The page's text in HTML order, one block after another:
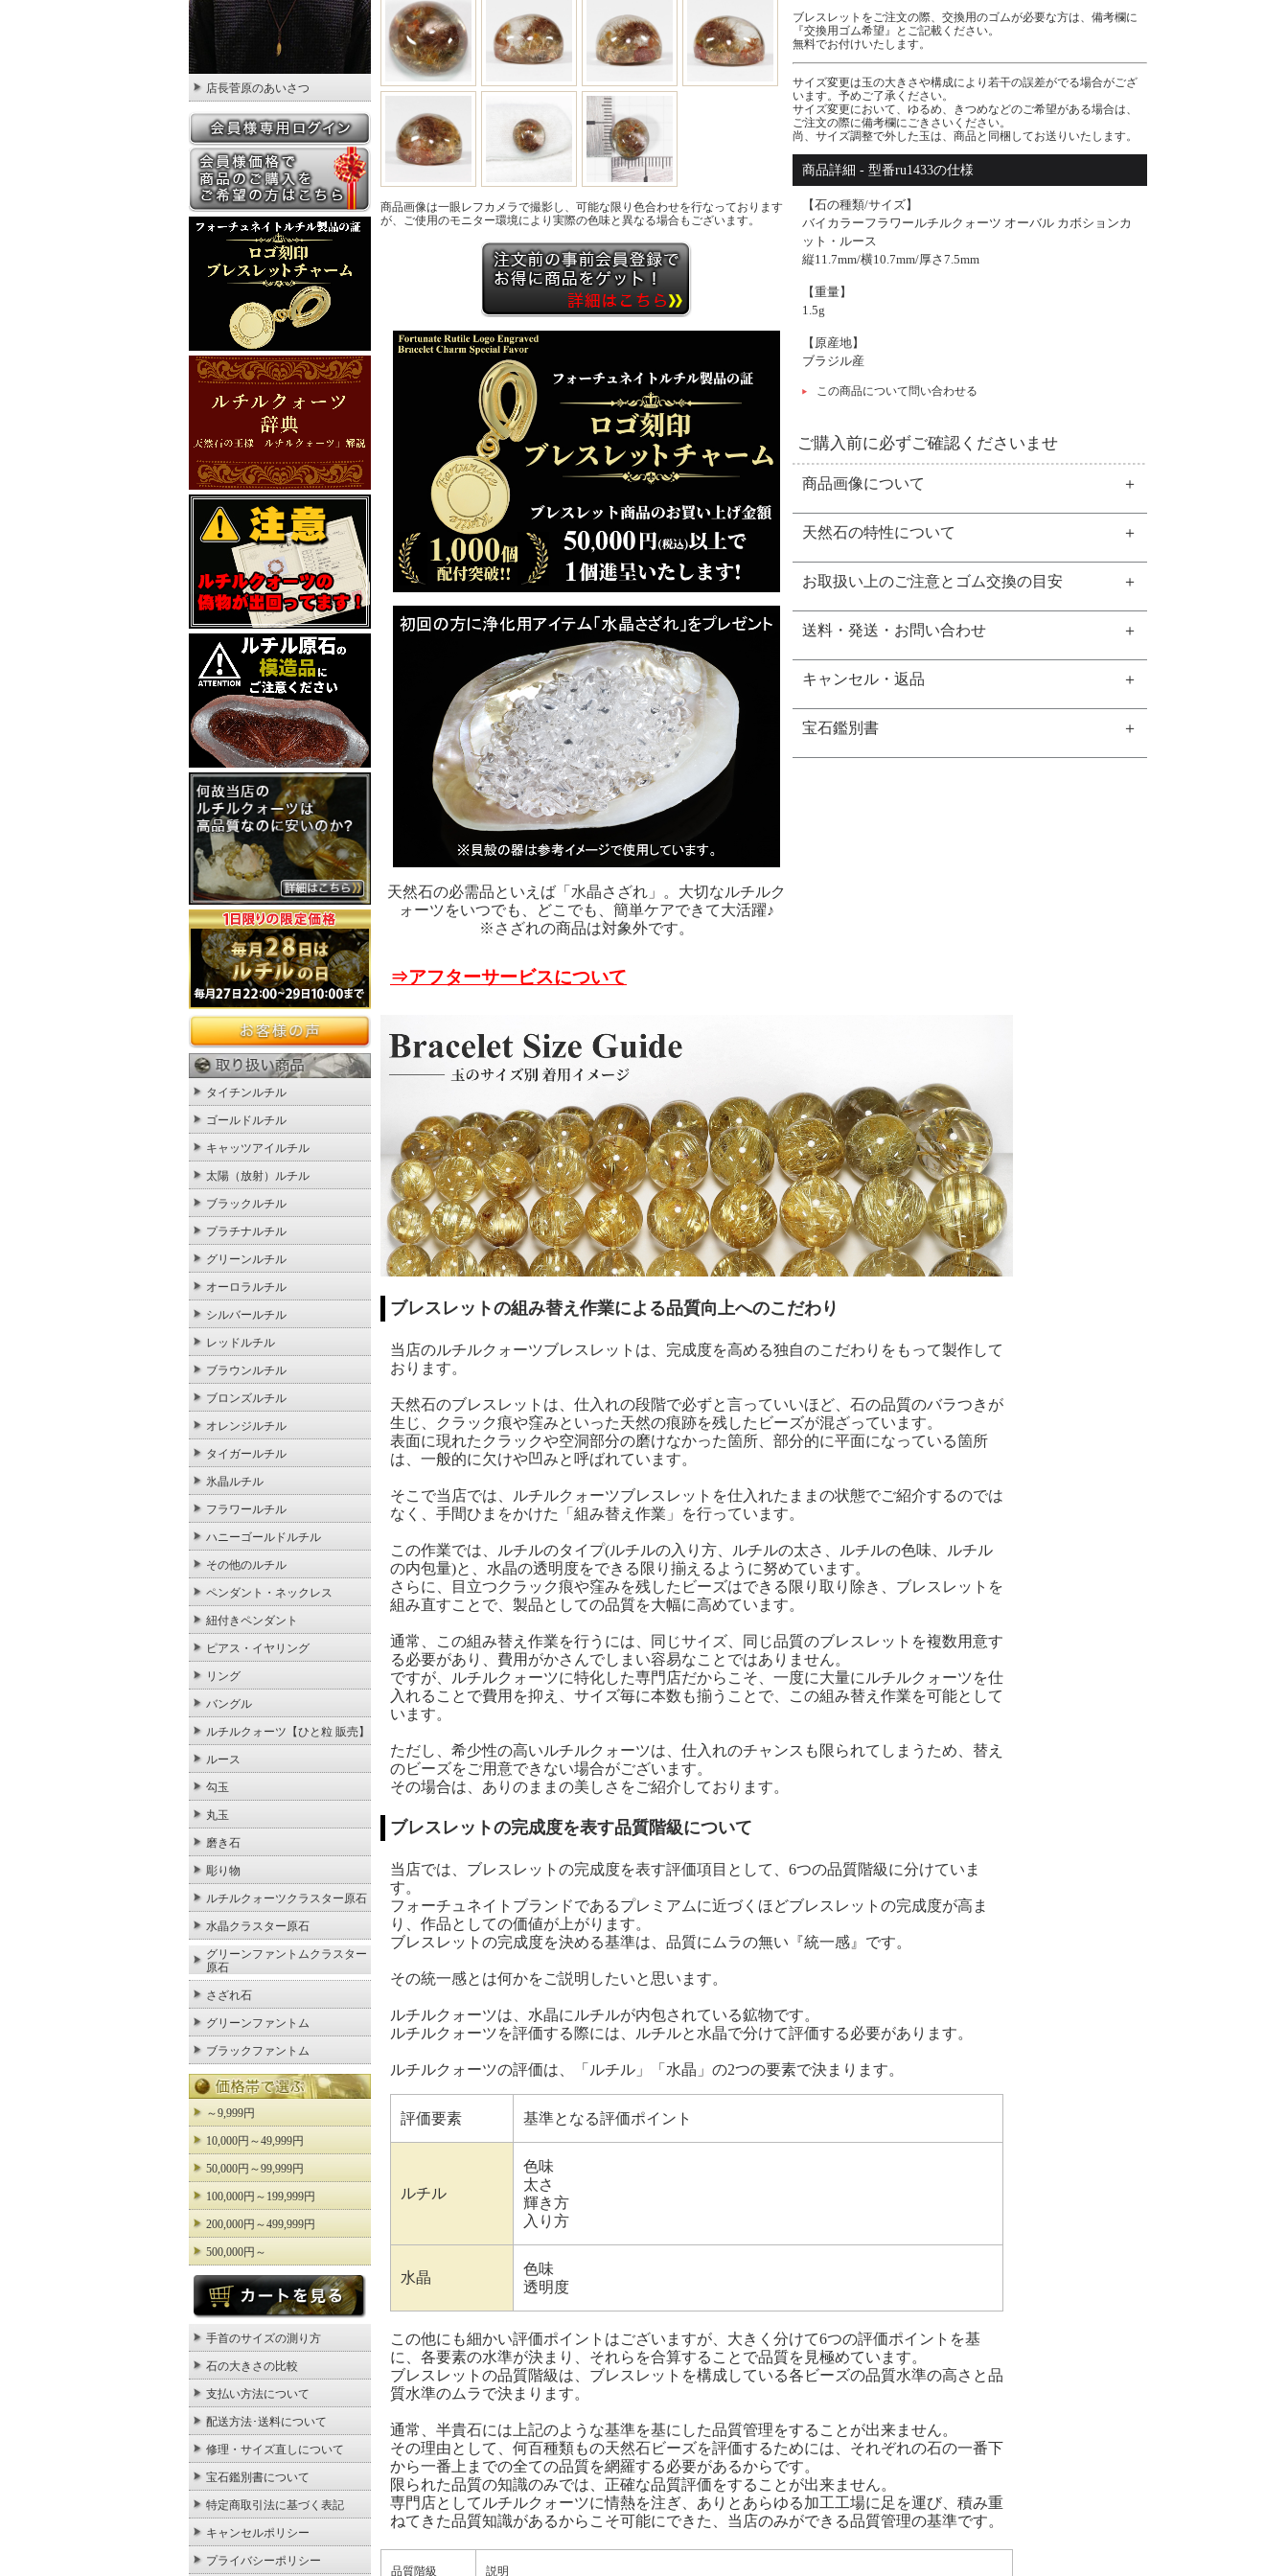
店長菅原のあいさつ
タイチンルチル
ゴールドルチル
キャッツアイルチル
太陽（放射）ルチル
ブラックルチル
プラチナルチル
グリーンルチル
オーロラルチル
シルバールチル
レッドルチル
ブラウンルチル
ブロンズルチル
オレンジルチル
タイガールチル
氷晶ルチル
フラワールチル
ハニーゴールドルチル
その他のルチル
ペンダント・ネックレス
紐付きペンダント
ピアス・イヤリング
リング
バングル
ルチルクォーツ【ひと粒 販売】
ルース
勾玉
丸玉
磨き石
彫り物
ルチルクォーツクラスター原石
水晶クラスター原石
グリーンファントムクラスター
原石
さざれ石
グリーンファントム
ブラックファントム
～9,999円
10,000円～49,999円
50,000円～99,999円
100,000円～199,999円
200,000円～499,999円
500,000円～
手首のサイズの測り方
石の大きさの比較
支払い方法について
配送方法･送料について
修理・サイズ直しについて
宝石鑑別書について
特定商取引法に基づく表記
キャンセルポリシー
プライバシーポリシー
商品画像は一眼レフカメラで撮影し、可能な限り色合わせを行なっております
が、ご使用のモニター環境により実際の色味と異なる場合もございます。
天然石の必需品といえば「水晶さざれ」。大切なルチルク
ォーツをいつでも、どこでも、簡単ケアできて大活躍♪
※さざれの商品は対象外です。
⇒アフターサービスについて
ブレスレットをご注文の際、交換用のゴムが必要な方は、備考欄に
『交換用ゴム希望』とご記載ください。
無料でお付けいたします。
サイズ変更は玉の大きさや構成により若干の誤差がでる場合がござ
います。予めご了承ください。
サイズ変更において、ゆるめ、きつめなどのご希望がある場合は、
ご注文の際に備考欄にごきさいください。
尚、サイズ調整で外した玉は、商品と同梱してお送りいたします。
バイカラーフラワールチルクォーツ オーバル カボションカット ルース [型番
商品詳細 - 型番ru1433の仕様
【石の種類/サイズ】
バイカラーフラワールチルクォーツ オーバル カボションカ
ット・ルース
縦11.7mm/横10.7mm/厚さ7.5mm
【重量】
1.5g
【原産地】
ブラジル産
この商品について問い合わせる
ご購入前に必ずご確認くださいませ
商品画像について
天然石の特性について
お取扱い上のご注意とゴム交換の目安
送料・発送・お問い合わせ
キャンセル・返品
宝石鑑別書
ブレスレットの組み替え作業による品質向上へのこだわり
当店のルチルクォーツブレスレットは、完成度を高める独自のこだわりをもって製作して
おります。
天然石のブレスレットは、仕入れの段階で必ずと言っていいほど、石の品質のバラつきが
生じ、クラック痕や窪みといった天然の痕跡を残したビーズが混ざっています。
表面に現れたクラックや空洞部分の磨けなかった箇所、部分的に平面になっている箇所
は、一般的に欠けや凹みと呼ばれています。
そこで当店では、ルチルクォーツブレスレットを仕入れたままの状態でご紹介するのでは
なく、手間ひまをかけた「組み替え作業」を行っています。
この作業では、ルチルのタイプ(ルチルの入り方、ルチルの太さ、ルチルの色味、ルチル
の内包量)と、水晶の透明度をできる限り揃えるように努めています。
さらに、目立つクラック痕や窪みを残したビーズはできる限り取り除き、ブレスレットを
組み直すことで、製品としての品質を大幅に高めています。
通常、この組み替え作業を行うには、同じサイズ、同じ品質のブレスレットを複数用意す
る必要があり、費用がかさんでしまい容易なことではありません。
ですが、ルチルクォーツに特化した専門店だからこそ、一度に大量にルチルクォーツを仕
入れることで費用を抑え、サイズ毎に本数も揃うことで、この組み替え作業を可能として
います。
ただし、希少性の高いルチルクォーツは、仕入れのチャンスも限られてしまうため、替え
のビーズをご用意できない場合がございます。
その場合は、ありのままの美しさをご紹介しております。
ブレスレットの完成度を表す品質階級について
当店では、ブレスレットの完成度を表す評価項目として、6つの品質階級に分けていま
す。
フォーチュネイトブランドであるプレミアムに近づくほどブレスレットの完成度が高ま
り、作品としての価値が上がります。
ブレスレットの完成度を決める基準は、品質にムラの無い『統一感』です。
その統一感とは何かをご説明したいと思います。
ルチルクォーツは、水晶にルチルが内包されている鉱物です。
ルチルクォーツを評価する際には、ルチルと水晶で分けて評価する必要があります。
ルチルクォーツの評価は、「ルチル」「水晶」の2つの要素で決まります。
評価要素 基準となる評価ポイント
ルチル
色味
太さ
輝き方
入り方
水晶
色味
透明度
この他にも細かい評価ポイントはございますが、大きく分けて6つの評価ポイントを基
に、各要素の水準が決まり、それらを合算することで品質を見極めています。
ブレスレットの品質階級は、ブレスレットを構成している各ビーズの品質水準の高さと品
質水準のムラで決まります。
通常、半貴石には上記のような基準を基にした品質管理をすることが出来ません。
その理由として、何百種類もの天然石ビーズを評価するためには、それぞれの石の一番下
から一番上までの全ての品質を網羅する必要があるからです。
限られた品質の知識のみでは、正確な品質評価をすることが出来ません。
専門店としてルチルクォーツに情熱を注ぎ、ありとあらゆる加工工場に足を運び、積み重
ねてきた品質知識があるからこそ可能にできた、当店のみができる品質管理の基準です。
品質階級 説明